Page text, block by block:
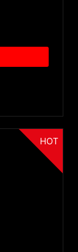
HOT